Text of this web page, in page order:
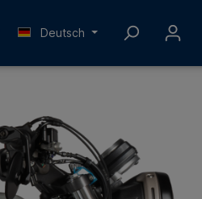
Deutsch